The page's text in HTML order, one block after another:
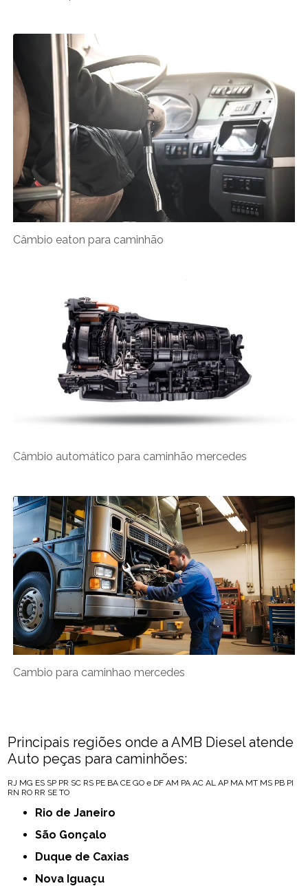
Câmbio eaton para caminhão
Câmbio automático para caminhão mercedes
Cambio para caminhao mercedes
Principais regiões onde a AMB Diesel atende
Auto peças para caminhões:
RJ MG ES SP PR SC RS PE BA CE GO e DF AM PA AC AL AP MA MT MS PB PI
RN RO RR SE TO
Rio de Janeiro
São Gonçalo
Duque de Caxias
Nova Iguaçu